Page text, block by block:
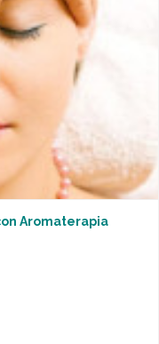
Aromaterapia